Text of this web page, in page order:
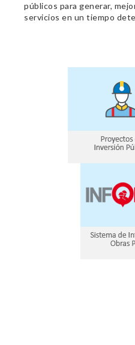
públicos para generar,
servicios en un tiempo